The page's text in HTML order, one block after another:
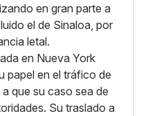
en gran parte a
el de Sinaloa, por
letal.
en Nueva York
papel en el tráfico de
que su caso sea de
Su traslado a